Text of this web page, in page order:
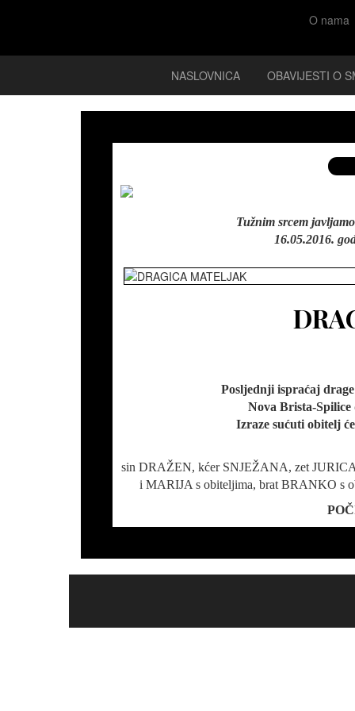
O nama
NASLOVNICA OBAVIJESTI O
Tužnim srcem
16.05.2016.
Posljednji ispraćaj
Nova Brista-Spilice
Izraze sućuti obitelj
sin DRAŽEN, kćer SNJEŽANA, zet
i MARIJA s obiteljima, brat BRANKO s